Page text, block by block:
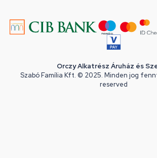
Orczy Alkatrész Áruház és
Szabó Família Kft. © 2025. Minden jog
reserved